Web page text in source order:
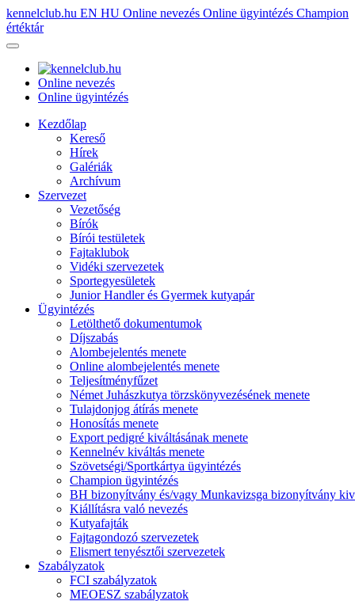
kennelclub.hu EN HU Online nevezés Online ügyintézés Champion
értéktár
Online nevezés
Online ügyintézés
Kezdőlap
Kereső
Hírek
Galériák
Archívum
Szervezet
Vezetőség
Bírók
Bírói testületek
Fajtaklubok
Vidéki szervezetek
Sportegyesületek
Junior Handler és Gyermek kutyapár
Ügyintézés
Letölthető dokumentumok
Díjszabás
Alombejelentés menete
Online alombejelentés menete
Teljesítményfűzet
Német Juhászkutya törzskönyvezésének menete
Tulajdonjog átírás menete
Honosítás menete
Export pedigré kiváltásának menete
Kennelnév kiváltás menete
Szövetségi/Sportkártya ügyintézés
Champion ügyintézés
BH bizonyítvány és/vagy Munkavizsga bizonyítvány
Kiállításra való nevezés
Kutyafajták
Fajtagondozó szervezetek
Elismert tenyésztői szervezetek
Szabályzatok
FCI szabályzatok
MEOESZ szabályzatok